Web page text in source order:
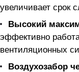
увеличивает срок
Высокий
эффективно
вентиляционных
Воздухозабор